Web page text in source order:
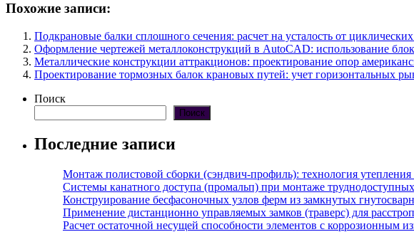
Похожие записи:
Подкрановые балки сплошного сечения: расчет на усталость от
Оформление чертежей металлоконструкций в AutoCAD: использование
Металлические конструкции аттракционов: проектирование опор
Проектирование тормозных балок крановых путей: учет горизонтальных
Поиск
Поиск
Последние записи
Монтаж полистовой сборки (сэндвич-профиль): технология
Системы канатного доступа (промальп) при монтаже
Конструирование бесфасоночных узлов ферм из замкнутых
Применение дистанционно управляемых замков (траверс) для
Расчет остаточной несущей способности элементов с коррозионным